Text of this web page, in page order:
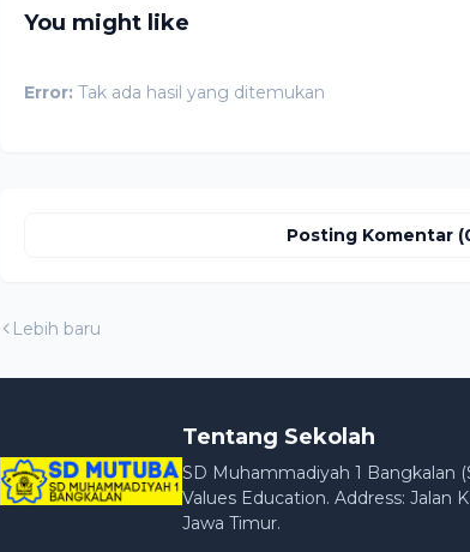
You might like
Error: Tak ada hasil yang ditemukan
Posting Komentar
Lebih baru
Tentang Sekolah
SD Muhammadiyah 1 Bangkalan
Values Education. Address: Jalan
Jawa Timur.